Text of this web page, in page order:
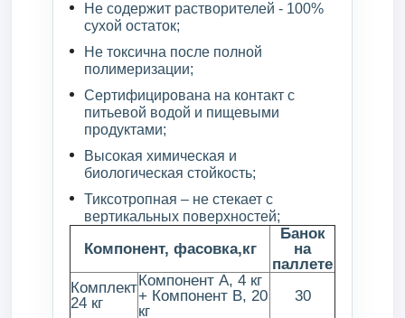
Не содержит растворителей - 100%
сухой остаток;
Не токсична после полной
полимеризации;
Сертифицирована на контакт с
питьевой водой и пищевыми
продуктами;
Высокая химическая и
биологическая стойкость;
Тиксотропная – не стекает с
вертикальных поверхностей;
Компонент, фасовка,кг
Банок
на
паллете
Комплект
24 кг
Компонент А, 4 кг
+ Компонент В, 20
кг
30